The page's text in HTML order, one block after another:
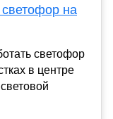
светофор на
светофор
в центре